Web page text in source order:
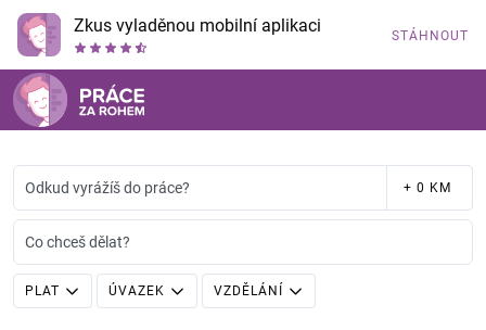
Zkus vyladěnou mobilní aplikaci STÁHNOUT
Odkud vyrážíš do práce? + 0 KM
Co chceš dělat?
PLAT ÚVAZEK VZDĚLÁNÍ